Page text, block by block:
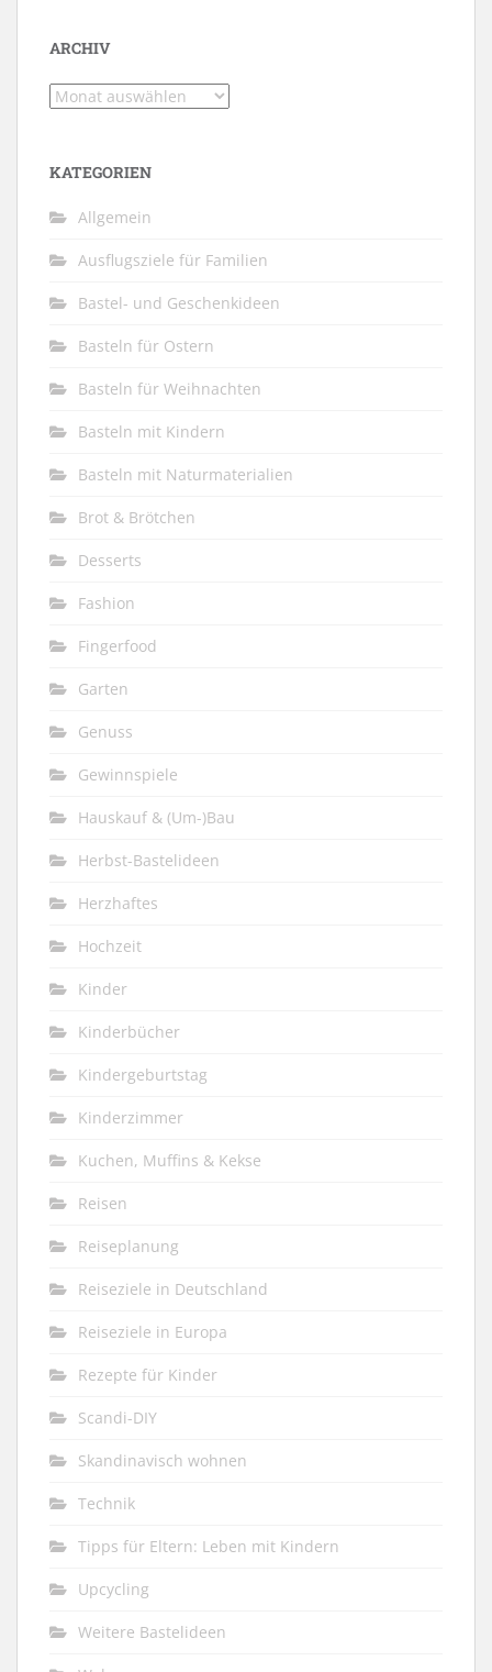
ARCHIV
Archiv
KATEGORIEN
Allgemein
Ausflugsziele für Familien
Bastel- und Geschenkideen
Basteln für Ostern
Basteln für Weihnachten
Basteln mit Kindern
Basteln mit Naturmaterialien
Brot & Brötchen
Desserts
Fashion
Fingerfood
Garten
Genuss
Gewinnspiele
Hauskauf & (Um-)Bau
Herbst-Bastelideen
Herzhaftes
Hochzeit
Kinder
Kinderbücher
Kindergeburtstag
Kinderzimmer
Kuchen, Muffins & Kekse
Reisen
Reiseplanung
Reiseziele in Deutschland
Reiseziele in Europa
Rezepte für Kinder
Scandi-DIY
Skandinavisch wohnen
Technik
Tipps für Eltern: Leben mit Kindern
Upcycling
Weitere Bastelideen